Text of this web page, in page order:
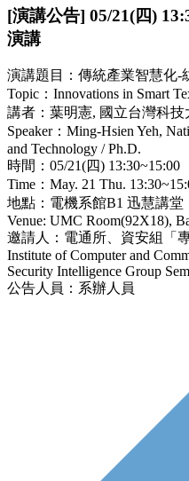
[演講公告] 05/21(四)
演講
演講題目：傳統產業智慧化-
Topic：Innovations in Smart
講者：葉明憲, 國立台灣科技
Speaker：Ming-Hsien Yeh,
and Technology / Ph.D.
時間：05/21(四) 13:30~15:00
Time：May. 21 Thu.
地點：電機系館B1 迅慧講堂
Venue: UMC Room(92X18),
邀請人：電通所、資安組「
Institute of Computer and
Security Intelligence Group
公告人員：系辦人員